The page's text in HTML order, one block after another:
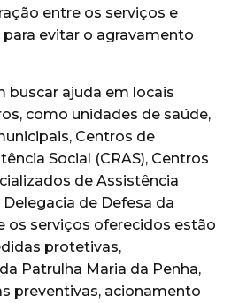
entre os serviços e
evitar o agravamento
buscar ajuda em locais
como unidades de saúde,
Centros de
Social (CRAS), Centros
de Assistência
Delegacia de Defesa da
os serviços oferecidos estão
protetivas,
Patrulha Maria da Penha,
preventivas, acionamento